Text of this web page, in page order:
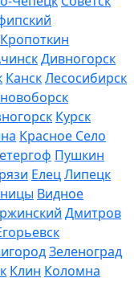
Кропоткин
Дивногорск
КанскЛесосибирск
Курск
Красное Село
Пушкин
ЕлецЛипецк
Видное
Дмитров
Зеленоград
Клин Коломна